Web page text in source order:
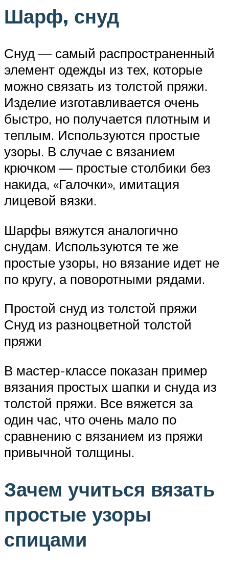
Шарф, снуд
Снуд — самый распространенный
элемент одежды из тех, которые
можно связать из толстой пряжи.
Изделие изготавливается очень
быстро, но получается плотным и
теплым. Используются простые
узоры. В случае с вязанием
крючком — простые столбики без
накида, «Галочки», имитация
лицевой вязки.
Шарфы вяжутся аналогично
снудам. Используются те же
простые узоры, но вязание идет не
по кругу, а поворотными рядами.
Простой снуд из толстой пряжи
Снуд из разноцветной толстой
пряжи
В мастер-классе показан пример
вязания простых шапки и снуда из
толстой пряжи. Все вяжется за
один час, что очень мало по
сравнению с вязанием из пряжи
привычной толщины.
Зачем учиться вязать
простые узоры
спицами